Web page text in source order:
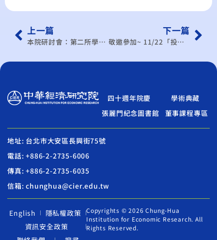
上一篇
本院研討會：第二所學術研討會
下一篇
敬邀參加~ 11/22「投資臺灣X智慧生產」合作商機研討會
四十週年院慶
學術典藏
張麗門紀念圖書館
董事課程專區
地址: 台北市大安區長興街75號
電話: +886-2-2735-6006
傳真: +886-2-2735-6035
信箱: chunghua@cier.edu.tw
English
隱私權政策
資訊安全政策
Copyrights © 2026 Chung-Hua
Institution for Economic Research. All
Rights Reserved.